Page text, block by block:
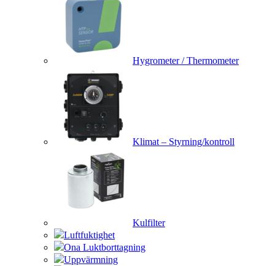
Hygrometer / Thermometer
Klimat – Styrning/kontroll
Kulfilter
Luftfuktighet
Ona Luktborttagning
Uppvärmning